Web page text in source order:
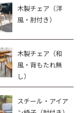
木製チェア（洋
風・肘付き）
木製チェア（和
風・背もたれ無
し）
スチール・アイア